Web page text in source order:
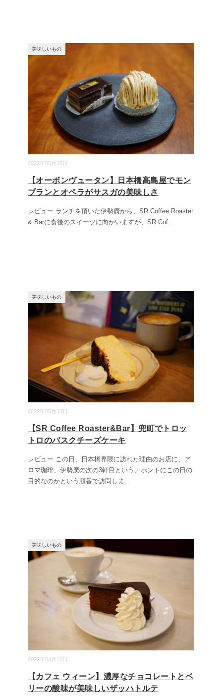
2022年05月15日
美味しいもの
【オーボンヴュータン】日本橋高島屋でモン
ブランとオペラがサスガの美味しさ
レビュー ランチを頂いた伊勢廣から、SR Coffee Roaster
& Barに食後のスイーツに向かいますが、SR Cof...
2022年05月13日
美味しいもの
【SR Coffee Roaster&Bar】兜町でトロッ
トロのバスクチーズケーキ
レビュー この日、日本橋界隈に訪れた理由のお店に、ア
ロマ珈琲、伊勢廣の次の3軒目という、ホントにこの日の
目的なのかという順番で訪問しま ...
2022年04月12日
美味しいもの
【カフェ ウィーン】濃厚なチョコレートとベ
リーの酸味が美味しいザッハトルテ